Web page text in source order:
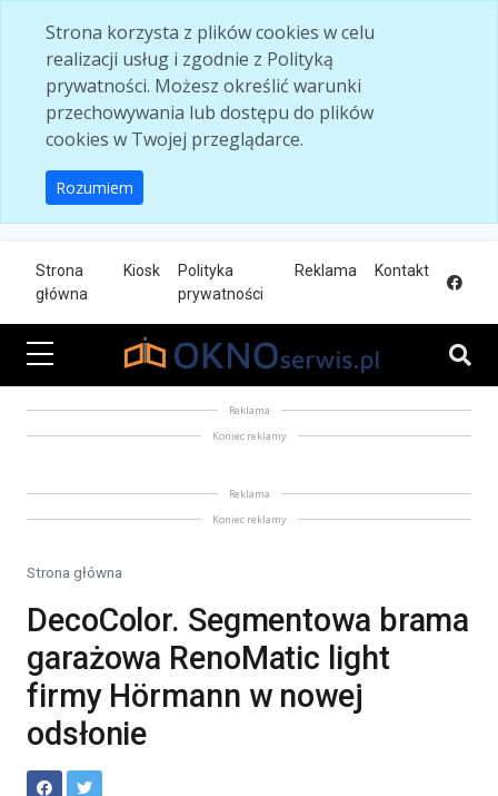
Strona korzysta z plików cookies w celu
realizacji usług i zgodnie z Polityką
prywatności. Możesz określić warunki
przechowywania lub dostępu do plików
cookies w Twojej przeglądarce.
Rozumiem
Strona
główna
Kiosk
Polityka
prywatności
Reklama Kontakt
Reklama
Koniec reklamy
Reklama
Koniec reklamy
Strona główna
DecoColor. Segmentowa brama
garażowa RenoMatic light
firmy Hörmann w nowej
odsłonie